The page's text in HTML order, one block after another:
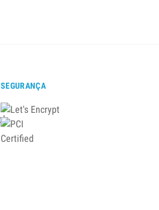
SEGURANÇA